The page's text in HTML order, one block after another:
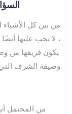
2.
من بين كل
، لا يجب عليها
يكون فريقها من
وصيفة الشرف
من المحتمل